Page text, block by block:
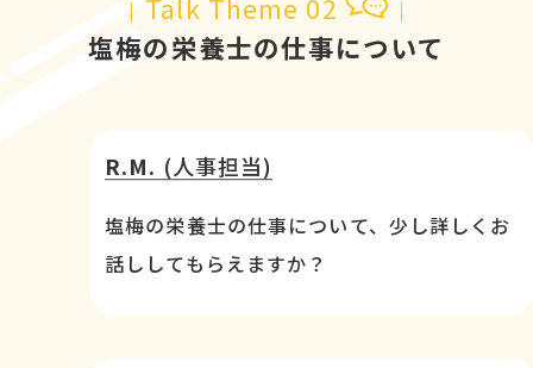
Talk Theme 02
塩梅の栄養士の仕事について
R.M. (人事担当)
塩梅の栄養士の仕事について、少し詳しくお
話ししてもらえますか？